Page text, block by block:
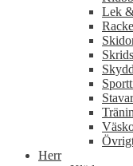
Lek
Skydd
Stavar
Herr